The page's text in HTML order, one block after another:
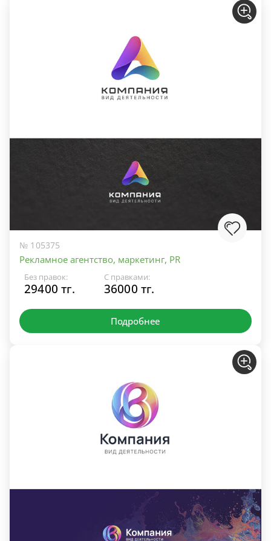
№ 105375
Рекламное агентство, маркетинг, PR
Без правок:
29400 тг.
С правками:
36000 тг.
Подробнее